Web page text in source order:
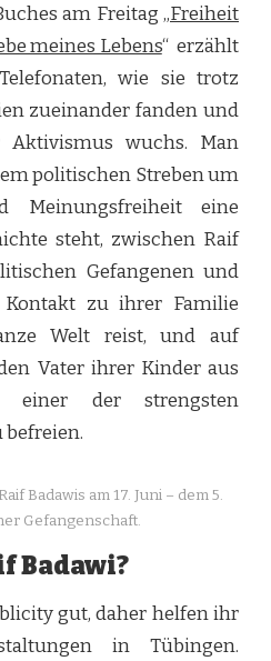
am Freitag „Freiheit
meines Lebens“ erzählt
wie sie trotz
zueinander fanden und
wuchs. Man
politischen Streben um
Meinungsfreiheit eine
steht, zwischen Raif
Gefangenen und
zu ihrer Familie
Welt reist, und auf
Vater ihrer Kinder aus
einer der strengsten
befreien.
Badawis am 17. Juni – dem 5.
Gefangenschaft.
Badawi?
gut, daher helfen ihr
in Tübingen.